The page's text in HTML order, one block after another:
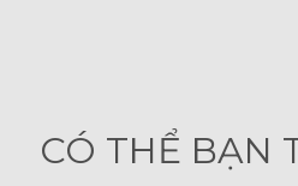
CÓ THỂ BẠN